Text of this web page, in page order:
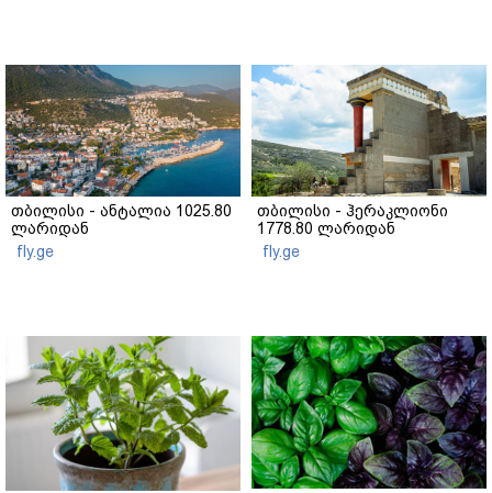
თბილისი - ანტალია 1025.80
ლარიდან
fly.ge
თბილისი - ჰერაკლიონი
1778.80 ლარიდან
fly.ge